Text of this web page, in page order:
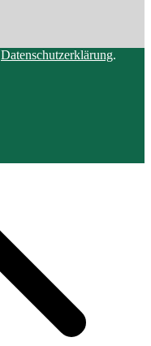
Datenschutzerklärung.